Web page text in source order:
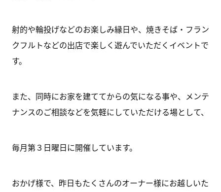
射的や輪投げなどのお楽しみ縁日や、焼きそば・フラン
クフルトなどの出店で楽しく遊んでいただくイベントで
す。
また、同時にお家を建ててからの気になる事や、メンテ
ナンスのご相談などを気軽にしていただける場として、
毎月第３日曜日に開催しています。
おかげ様で、昨日もたくさんのオーナー様にお越しいた